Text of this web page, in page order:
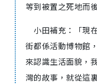
等到被置之死地而
小田補充：「現
街都係活動博物館
來認識生活面貌，
灣的故事，就從這